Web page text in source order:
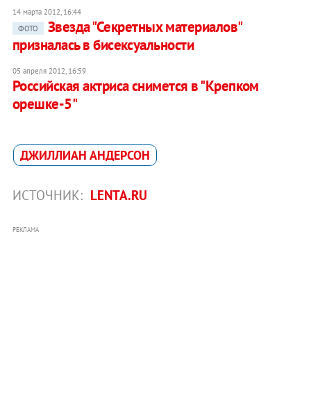
14 марта 2012, 16:44
ФОТО
Звезда "Секретных материалов"
призналась в бисексуальности
05 апреля 2012, 16:59
Российская актриса снимется в "Крепком
орешке-5"
ДЖИЛЛИАН АНДЕРСОН
ИСТОЧНИК: LENTA.RU
РЕКЛАМА